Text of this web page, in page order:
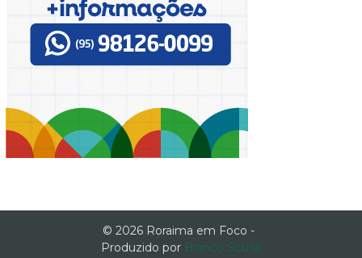
© 2026 Roraima em Foco -
Produzido por Branco Sousa